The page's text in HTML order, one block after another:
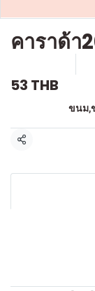
คาราด้า
53 THB
ขนม,
แชร์